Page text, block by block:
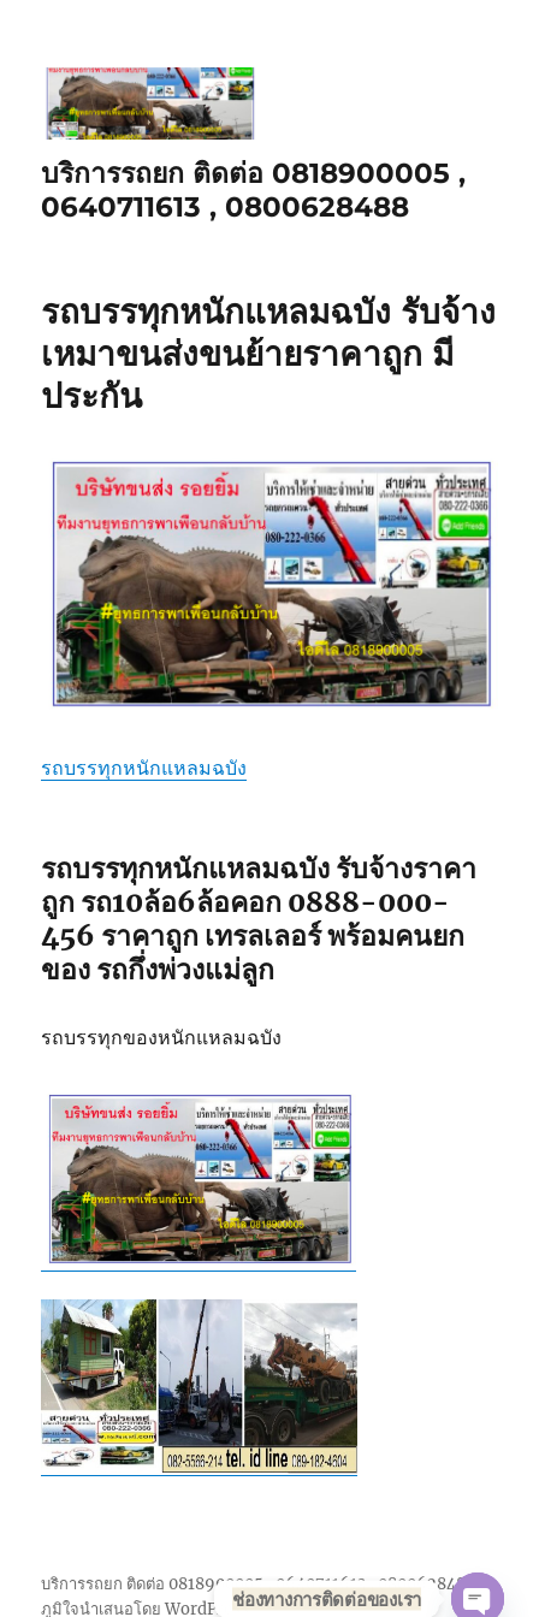
บริการรถยก ติดต่อ 0818900005 ,
0640711613 , 0800628488
รถบรรทุกหนักแหลมฉบัง รับจ้าง
เหมาขนส่งขนย้ายราคาถูก มี
ประกัน
รถบรรทุกหนักแหลมฉบัง
รถบรรทุกหนักแหลมฉบัง รับจ้างราคา
ถูก รถ10ล้อ6ล้อคอก 0888-000-
456 ราคาถูก เทรลเลอร์ พร้อมคนยก
ของ รถกึ่งพ่วงแม่ลูก
รถบรรทุกของหนักแหลมฉบัง
บริการรถยก ติดต่อ 0818900005 , 0640711613 , 0800628488
ภูมิใจนำเสนอโดย WordPressช่องทางการติดต่อของเรา